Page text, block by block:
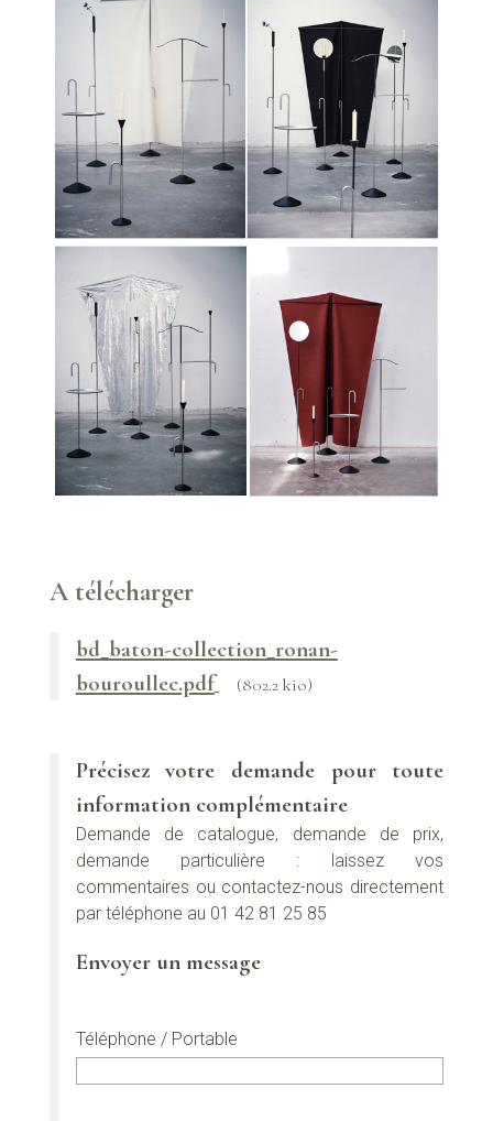
A télécharger
bd_baton-collection_ronan-
bouroullec.pdf
(802.2 kio)
Précisez votre demande pour toute
information complémentaire
Demande de catalogue, demande de prix,
demande particulière : laissez vos
commentaires ou contactez-nous directement
par téléphone au 01 42 81 25 85
Envoyer un message
Téléphone / Portable